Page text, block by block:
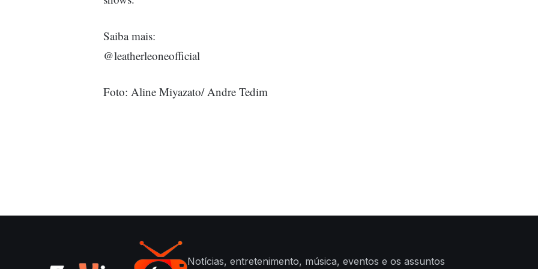
Saiba mais:
@leatherleoneofficial
Foto: Aline Miyazato/ Andre Tedim
Notícias, entretenimento, música, eventos e os assuntos